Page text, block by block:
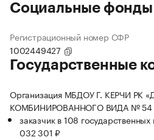
Социальные фонды
Регистрационный номер СФР
1002449427
Государственные
Организация МБДОУ Г. КЕРЧИ РК
КОМБИНИРОВАННОГО ВИДА № 54
заказчик в 108
032 301 ₽